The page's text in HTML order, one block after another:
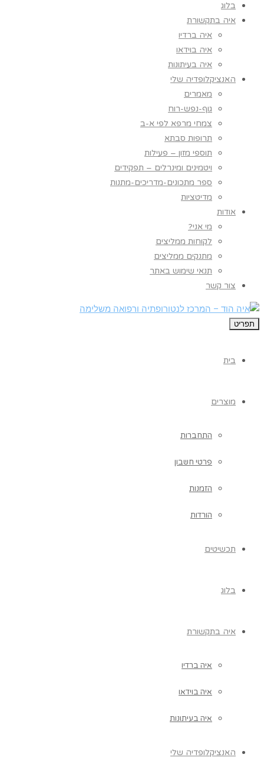
בלוג
איה בתקשורת
איה ברדיו
איה בוידאו
איה בעיתונות
האנציקלופדיה שלי
מאמרים
גוף-נפש-רוח
צמחי מרפא לפי א-ב
תרופות סבתא
תוספי מזון – פעילות
ויטמינים ומינרלים – תפקידים
ספר מתכונים-מדריכים-מתנות
מדיטציות
אודות
מי אני?
לקוחות ממליצים
מתנקים ממליצים
תנאי שימוש באתר
צור קשר
תפריט
בית
מוצרים
התחברות
פרטי חשבון
הזמנות
הורדות
תכשיטים
בלוג
איה בתקשורת
איה ברדיו
איה בוידאו
איה בעיתונות
האנציקלופדיה שלי